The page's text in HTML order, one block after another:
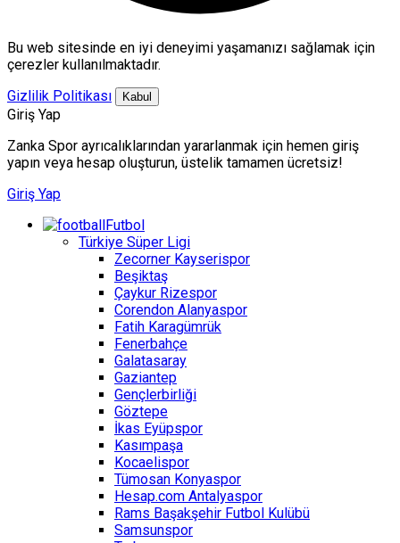
Bu web sitesinde en iyi deneyimi yaşamanızı sağlamak için
çerezler kullanılmaktadır.
Gizlilik Politikası
Kabul
Giriş Yap
Zanka Spor ayrıcalıklarından yararlanmak için hemen giriş
yapın veya hesap oluşturun, üstelik tamamen ücretsiz!
Giriş Yap
Futbol
Türkiye Süper Ligi
Zecorner Kayserispor
Beşiktaş
Çaykur Rizespor
Corendon Alanyaspor
Fatih Karagümrük
Fenerbahçe
Galatasaray
Gaziantep
Gençlerbirliği
Göztepe
İkas Eyüpspor
Kasımpaşa
Kocaelispor
Tümosan Konyaspor
Hesap.com Antalyaspor
Rams Başakşehir Futbol Kulübü
Samsunspor